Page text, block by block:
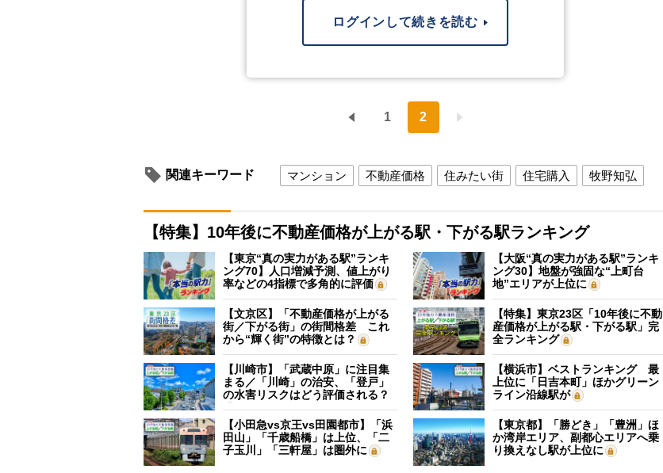
ログインして続きを読む
1 2
関連キーワード マンション 不動産価格 住みたい街 住宅購入 牧野知弘
【特集】10年後に不動産価格が上がる駅・下がる駅ランキング
【東京“真の実力がある駅”ランキ
ング70】人口増減予測、値上がり
率などの4指標で多角的に評価
【大阪“真の実力がある駅”ランキ
ング30】地盤が強固な“上町台
地”エリアが上位に
【文京区】「不動産価格が上がる
街／下がる街」の街間格差 これ
から“輝く街”の特徴とは？
【特集】東京23区「10年後に不動
産価格が上がる駅・下がる駅」完
全ランキング
【川崎市】「武蔵中原」に注目集
まる／「川崎」の治安、「登戸」
の水害リスクはどう評価される？
【横浜市】ベストランキング 最
上位に「日吉本町」ほかグリーン
ライン沿線駅が
【小田急vs京王vs田園都市】「浜
田山」「千歳船橋」は上位、「二
子玉川」「三軒屋」は圏外に
【東京都】「勝どき」「豊洲」ほ
か湾岸エリア、副都心エリアへ乗
り換えなし駅が上位に